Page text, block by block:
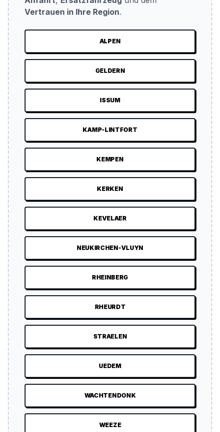
Vertrauen in Ihre Region.
ALPEN
GELDERN
ISSUM
KAMP-LINTFORT
KEMPEN
KERKEN
KEVELAER
NEUKIRCHEN-VLUYN
RHEINBERG
RHEURDT
STRAELEN
UEDEM
WACHTENDONK
WEEZE